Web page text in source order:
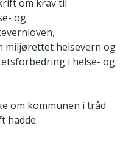
om krav til
og
miljørettet helsevern og
i helse- og
om kommunen i tråd
hadde: